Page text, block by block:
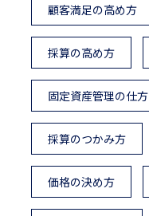
顧客満足の高め方
採算の高め方
固定資産管理の仕方
採算のつかみ方
価格の決め方